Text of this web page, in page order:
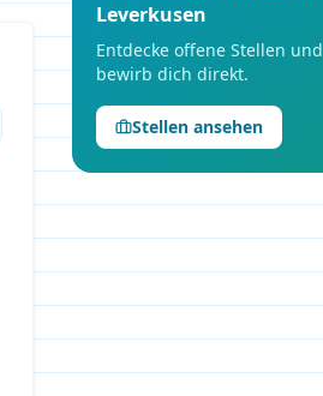
Leverkusen
Entdecke offene Stellen und
bewirb dich direkt.
Stellen ansehen